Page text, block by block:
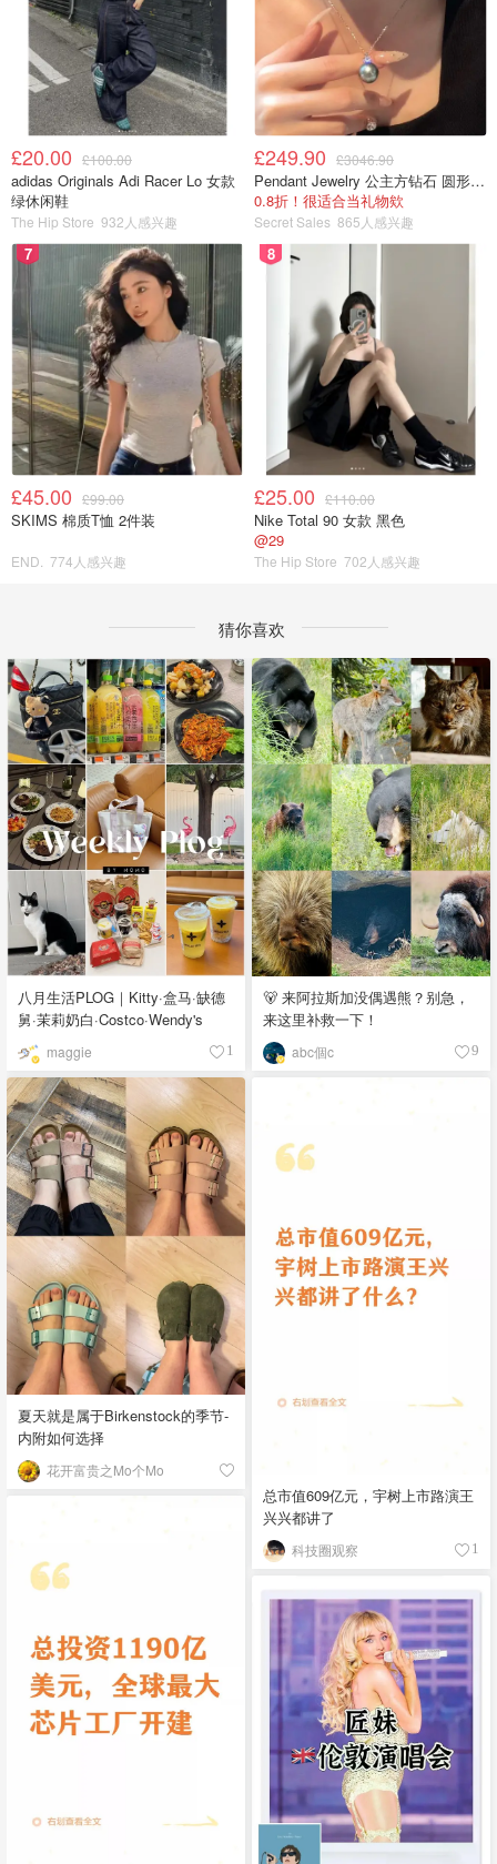
£20.00 £100.00
adidas Originals Adi Racer Lo 女款
绿休闲鞋
The Hip Store 932人感兴趣
£249.90 £3046.90
Pendant Jewelry 公主方钻石 圆形大溪地珍珠吊坠 11-12mm
0.8折！很适合当礼物欸
Secret Sales 865人感兴趣
7
£45.00 £99.00
SKIMS 棉质T恤 2件装
END. 774人感兴趣
8
£25.00 £110.00
Nike Total 90 女款 黑色
@29
The Hip Store 702人感兴趣
猜你喜欢
八月生活PLOG｜Kitty·盒马·缺德
舅·茉莉奶白·Costco·Wendy's
maggie 1
🐻 来阿拉斯加没偶遇熊？别急，
来这里补救一下！
abc個c 9
夏天就是属于Birkenstock的季节-
内附如何选择
花开富贵之Mo个Mo
总市值609亿元，宇树上市路演王
兴兴都讲了
科技圈观察 1